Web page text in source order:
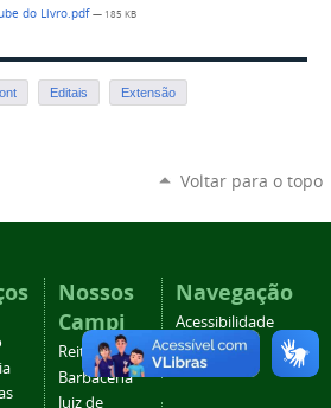
do Livro.pdf— 185 KB
Editais Extensão
Voltar para o topo
Nossos
Campi
Reitoria
Barbacena
Juiz de
Navegação
Acessibilidade
Mapa do
site